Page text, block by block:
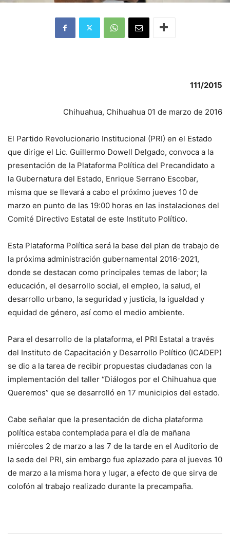
111/2015
Chihuahua, Chihuahua 01 de marzo de 2016
El Partido Revolucionario Institucional (PRI) en el Estado
que dirige el Lic. Guillermo Dowell Delgado, convoca a la
presentación de la Plataforma Política del Precandidato a
la Gubernatura del Estado, Enrique Serrano Escobar,
misma que se llevará a cabo el próximo jueves 10 de
marzo en punto de las 19:00 horas en las instalaciones del
Comité Directivo Estatal de este Instituto Político.
Esta Plataforma Política será la base del plan de trabajo de
la próxima administración gubernamental 2016-2021,
donde se destacan como principales temas de labor; la
educación, el desarrollo social, el empleo, la salud, el
desarrollo urbano, la seguridad y justicia, la igualdad y
equidad de género, así como el medio ambiente.
Para el desarrollo de la plataforma, el PRI Estatal a través
del Instituto de Capacitación y Desarrollo Político (ICADEP)
se dio a la tarea de recibir propuestas ciudadanas con la
implementación del taller “Diálogos por el Chihuahua que
Queremos” que se desarrolló en 17 municipios del estado.
Cabe señalar que la presentación de dicha plataforma
política estaba contemplada para el día de mañana
miércoles 2 de marzo a las 7 de la tarde en el Auditorio de
la sede del PRI, sin embargo fue aplazado para el jueves 10
de marzo a la misma hora y lugar, a efecto de que sirva de
colofón al trabajo realizado durante la precampaña.